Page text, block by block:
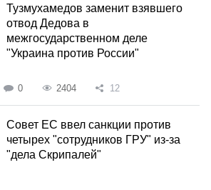
Тузмухамедов заменит взявшего
отвод Дедова в
межгосударственном деле
"Украина против России"
0 2404 12
Совет ЕС ввел санкции против
четырех "сотрудников ГРУ" из-за
"дела Скрипалей"